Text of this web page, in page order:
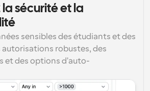
sécurité et la
sensibles des étudiants et des
autorisations robustes, des
et des options d'auto-